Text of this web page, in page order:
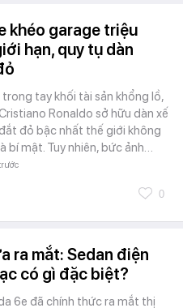
khéo garage triệu
hạn, quy tụ dàn
trong tay khối tài sản khổng lồ,
Ronaldo sở hữu dàn xế
đỏ bậc nhất thế giới không
bí mật. Tuy nhiên, bức ảnh…
0
ra mắt: Sedan điện
có gì đặc biệt?
6e đã chính thức ra mắt thị